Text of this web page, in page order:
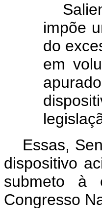
impõe
do
em
Essas,
dispositivo
submeto à
Congresso